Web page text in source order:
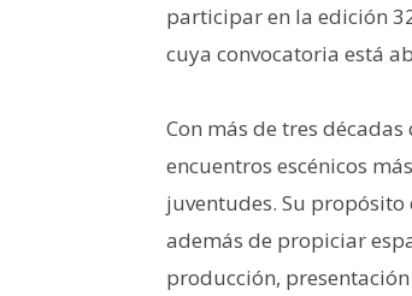
participar en la edición
cuya convocatoria está
Con más de tres
encuentros escénicos
juventudes. Su
además de propiciar
producción,